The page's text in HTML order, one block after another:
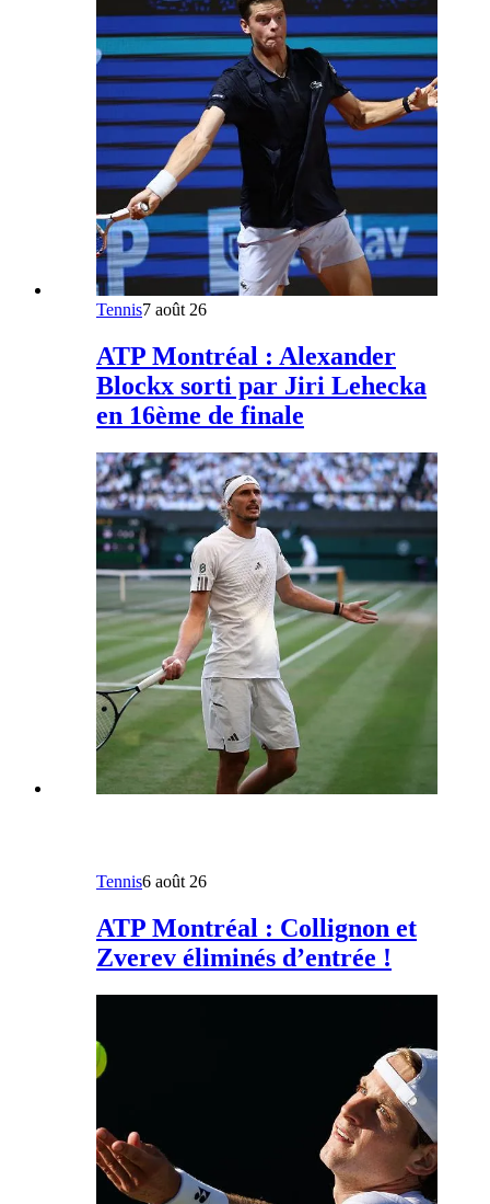
Tennis7 août 26
ATP Montréal : Alexander
Blockx sorti par Jiri Lehecka
en 16ème de finale
Tennis6 août 26
ATP Montréal : Collignon et
Zverev éliminés d’entrée !